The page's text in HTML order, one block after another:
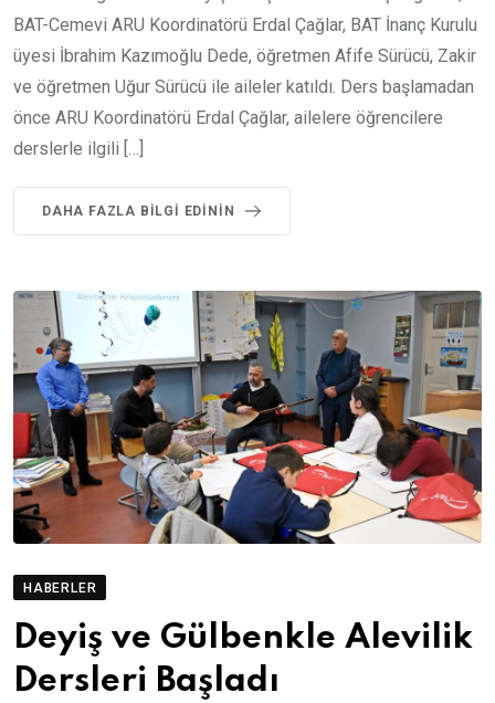
BAT-Cemevi ARU Koordinatörü Erdal Çağlar, BAT İnanç Kurulu
üyesi İbrahim Kazımoğlu Dede, öğretmen Afife Sürücü, Zakir
ve öğretmen Uğur Sürücü ile aileler katıldı. Ders başlamadan
önce ARU Koordinatörü Erdal Çağlar, ailelere öğrencilere
derslerle ilgili […]
DAHA FAZLA BILGI EDININ
HABERLER
Deyiş ve Gülbenkle Alevilik
Dersleri Başladı